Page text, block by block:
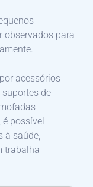
observados para
acessórios
de
possível
à saúde,
trabalha